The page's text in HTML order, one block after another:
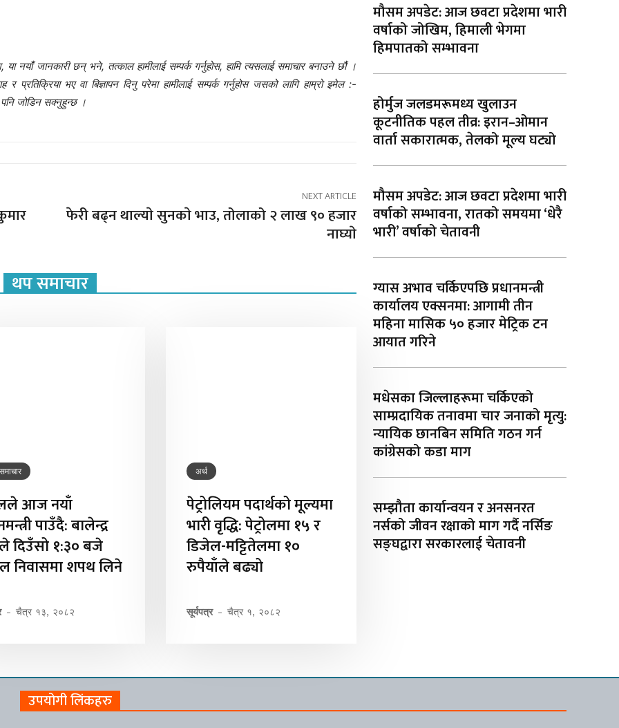
जानकारी छन् भने, तत्काल हामीलाई सम्पर्क गर्नुहोस, हामि त्यसलाई समाचार बनाउने छौं ।
भए वा बिज्ञापन दिनु परेमा हामीलाई सम्पर्क गर्नुहोस जसको लागि हाम्रो इमेल :-
जोडिन सक्नुहुन्छ ।
NEXT ARTICLE
फेरी बढ्न थाल्याे सुनकाे भाउ, तोलाको २ लाख ९० हजार
नाघ्याे
थप समाचार
आज नयाँ
पाउँदै: बालेन्द्र
दिउँसो १:३० बजे
निवासमा शपथ लिने
- चैत्र १३, २०८२
अर्थ
पेट्रोलियम पदार्थको मूल्यमा
भारी वृद्धि: पेट्रोलमा १५ र
डिजेल-मट्टितेलमा १०
रुपैयाँले बढ्यो
सूर्यपत्र - चैत्र १, २०८२
मौसम अपडेट: आज छवटा प्रदेशमा भारी
वर्षाको जोखिम, हिमाली भेगमा
हिमपातको सम्भावना
होर्मुज जलडमरूमध्य खुलाउन
कूटनीतिक पहल तीव्र: इरान–ओमान
वार्ता सकारात्मक, तेलको मूल्य घट्यो
मौसम अपडेट: आज छवटा प्रदेशमा भारी
वर्षाको सम्भावना, रातको समयमा ‘धेरै
भारी’ वर्षाको चेतावनी
ग्यास अभाव चर्किएपछि प्रधानमन्त्री
कार्यालय एक्सनमा: आगामी तीन
महिना मासिक ५० हजार मेट्रिक टन
आयात गरिने
मधेसका जिल्लाहरूमा चर्किएको
साम्प्रदायिक तनावमा चार जनाको मृत्यु:
न्यायिक छानबिन समिति गठन गर्न
कांग्रेसको कडा माग
सम्झौता कार्यान्वयन र अनसनरत
नर्सको जीवन रक्षाको माग गर्दै नर्सिङ
सङ्घद्वारा सरकारलाई चेतावनी
उपयोगी लिंकहरु